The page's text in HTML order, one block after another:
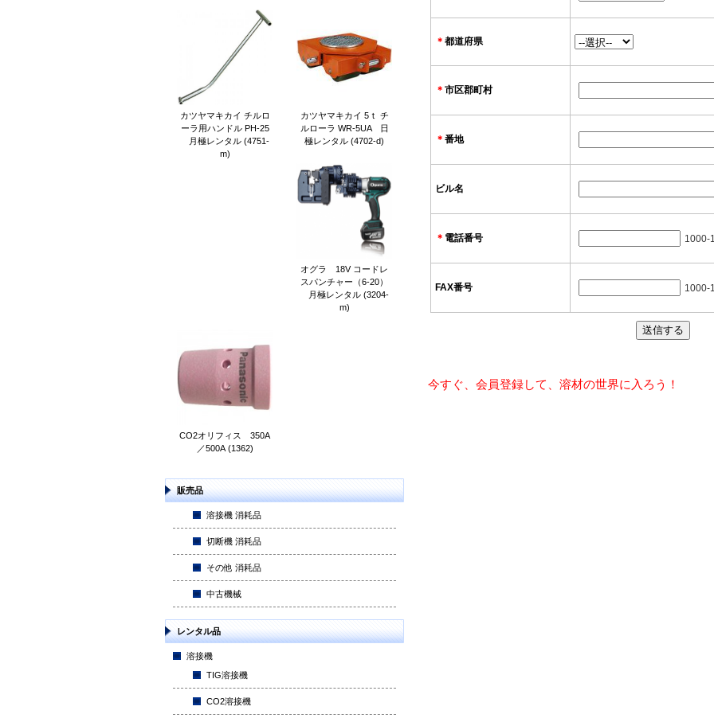
カツヤマキカイ チルロ
ーラ用ハンドル PH-25
月極レンタル (4751-
m)
カツヤマキカイ 5ｔ チ
ルローラ WR-5UA 日
極レンタル (4702-d)
オグラ 18V コードレ
スパンチャー（6-20）
月極レンタル (3204-
m)
CO2オリフィス 350A
／500A (1362)
販売品
溶接機 消耗品
切断機 消耗品
その他 消耗品
中古機械
レンタル品
溶接機
TIG溶接機
CO2溶接機
＊ 都道府県
＊ 市区郡町村
＊ 番地
ビル名
＊ 電話番号 1000-
FAX番号 1000-
今すぐ、会員登録して、溶材の世界に入ろう！